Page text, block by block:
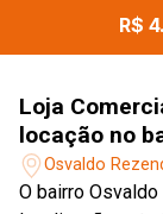
R$
Loja
locação no
Rezende em
Osvaldo
O bairro